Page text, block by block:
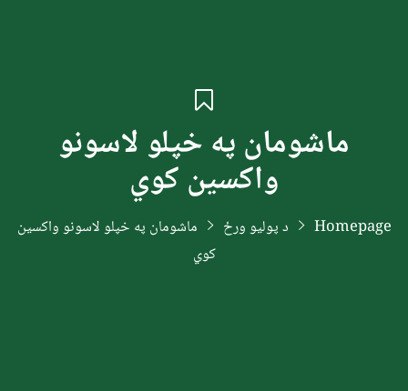
ماشومان په خپلو لاسونو
واکسین کوي
Homepage د پولیو ورځ
ماشومان په خپلو لاسونو واکسین
کوي